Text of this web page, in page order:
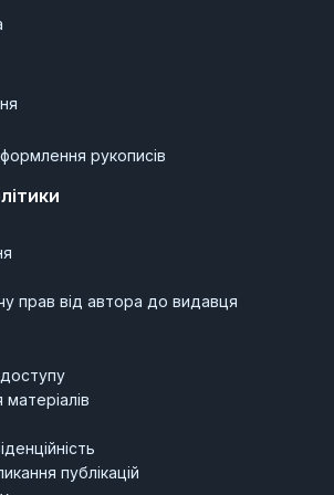
епохи та специфіки художнього
рукописів
прав від автора до видавця
доступу
матеріалів
публікацій